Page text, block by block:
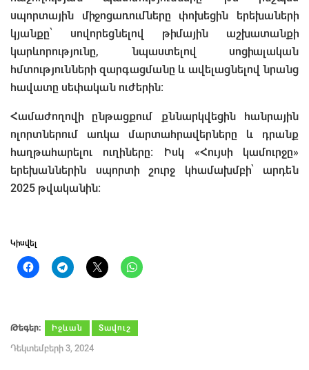
սպորտային միջոցառումները փոխեցին երեխաների
կյանքը՝ սովորեցնելով թիմային աշխատանքի
կարևորությունը, նպաստելով սոցիալական
հմտությունների զարգացմանը և ավելացնելով նրանց
հավատը սեփական ուժերին։
Համաժողովի ընթացքում քննարկվեցին հանրային
ոլորտներում առկա մարտահրավերները և դրանք
հաղթահարելու ուղիները։ Իսկ «Հույսի կամուրջը»
երեխաններին սպորտի շուրջ կհամախմբի՝ արդեն
2025 թվականին։
Կիսվել
Թեգեր։ Իջևան Տավուշ
Դեկտեմբերի 3, 2024